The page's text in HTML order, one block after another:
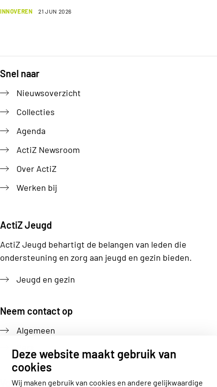
Deze website maakt gebruik van
cookies
Wij maken gebruik van cookies en andere gelijkwaardige
INNOVEREN 21 JUN 2026
Snel naar
Nieuwsoverzicht
Collecties
Agenda
ActiZ Newsroom
Over ActiZ
Werken bij
ActiZ Jeugd
ActiZ Jeugd behartigt de belangen van leden die
ondersteuning en zorg aan jeugd en gezin bieden.
Jeugd en gezin
Neem contact op
Algemeen
Pers
Volg ons